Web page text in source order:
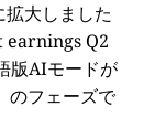
大しました
earnings Q2
版AIモードが
のフェーズで